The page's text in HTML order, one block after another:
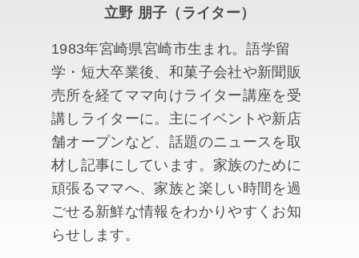
立野 朋子（ライター）
1983年宮崎県宮崎市生まれ。語学留
学・短大卒業後、和菓子会社や新聞販
売所を経てママ向けライター講座を受
講しライターに。主にイベントや新店
舗オープンなど、話題のニュースを取
材し記事にしています。家族のために
頑張るママへ、家族と楽しい時間を過
ごせる新鮮な情報をわかりやすくお知
らせします。